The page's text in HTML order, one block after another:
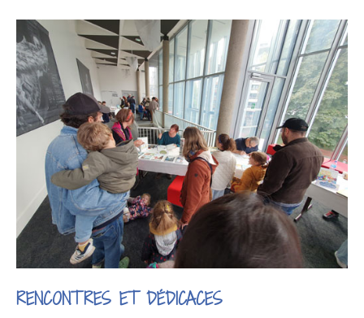
RENCONTRES ET DÉDICACES